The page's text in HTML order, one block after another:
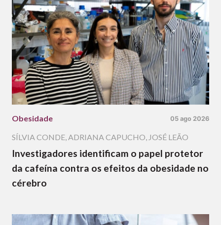
Obesidade 05 ago 2026
SÍLVIA CONDE,ADRIANA CAPUCHO, JOSÉ LEÃO
Investigadores identificam o papel protetor
da cafeína contra os efeitos da obesidade no
cérebro